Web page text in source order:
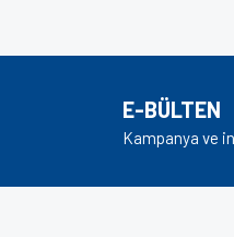
Ürün
Ürün
E-BÜLTEN
Kampanya ve